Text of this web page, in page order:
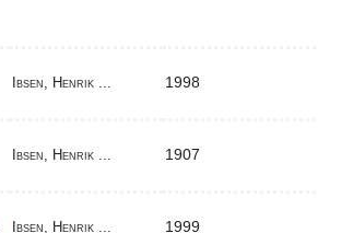
Ibsen, Henrik ... 1998
Ibsen, Henrik ... 1907
Ibsen, Henrik ... 1999